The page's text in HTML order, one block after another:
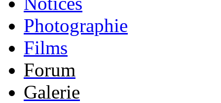
Photographie
Films
Forum
Galerie